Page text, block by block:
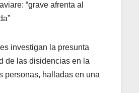
“grave afrenta al
investigan la presunta
de las disidencias en la
personas, halladas en una